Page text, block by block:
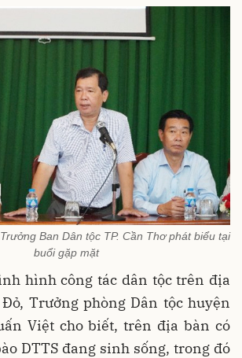
Ban Dân tộc TP. Cần Thơ phát biểu tại
buổi gặp mặt
hình công tác dân tộc trên địa
Trưởng phòng Dân tộc huyện
Việt cho biết, trên địa bàn có
DTTS đang sinh sống, trong đó